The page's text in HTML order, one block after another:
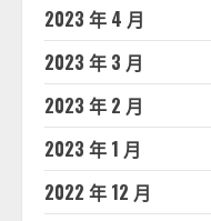
2023 年 4 月
2023 年 3 月
2023 年 2 月
2023 年 1 月
2022 年 12 月